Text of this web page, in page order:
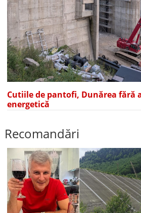
Cutiile de pantofi, Dunărea fără
energetică
Recomandări